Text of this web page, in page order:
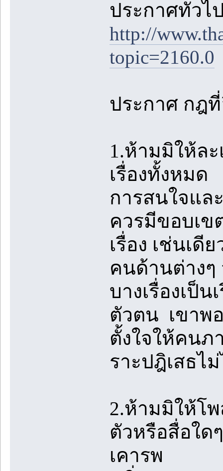
ประกาศทั่ว
http://
topic=2160.0
ประกาศ กฎ
1.ห้ามมิให้ล
เรื่องทั้งหมด
การสนใจแล
ควรมีขอบเข
เรื่อง เช่นเ
คนด้านต่างๆ
บางเรื่องเป็น
ตัวตน เขาพ
ตั้งใจให้คนภ
ราะปฎิเสธไ
2.ห้ามมิให้โ
ตัวหรือสื่อใด
เคารพ